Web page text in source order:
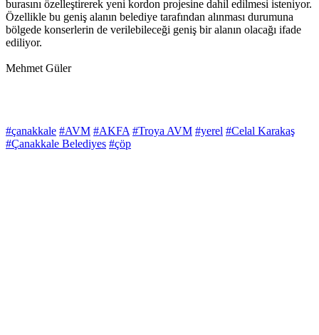
burasını özelleştirerek yeni kordon projesine dahil edilmesi isteniyor.
Özellikle bu geniş alanın belediye tarafından alınması durumuna
bölgede konserlerin de verilebileceği geniş bir alanın olacağı ifade
ediliyor.
Mehmet Güler
#çanakkale #AVM #AKFA #Troya AVM #yerel #Celal Karakaş
#Çanakkale Belediyes #çöp